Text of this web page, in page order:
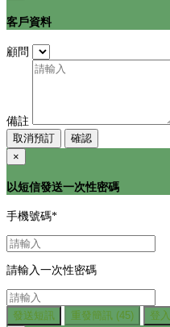
客戶資料
顧問
備註
取消預訂
確認
×
以短信發送一次性密碼
手機號碼*
請輸入一次性密碼
發送短訊 重發簡訊 (45)
登入